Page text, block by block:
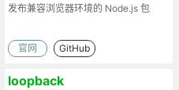
发布兼容浏览器环境的 Node.js 包
官网 GitHub
loopback